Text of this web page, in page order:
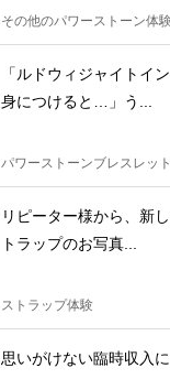
その他のパワーストーン体
「ルドウィジャイトイ
身につけると…」う...
パワーストーンブレスレッ
リピーター様から、新
トラップのお写真...
ストラップ体験
思いがけない臨時収入